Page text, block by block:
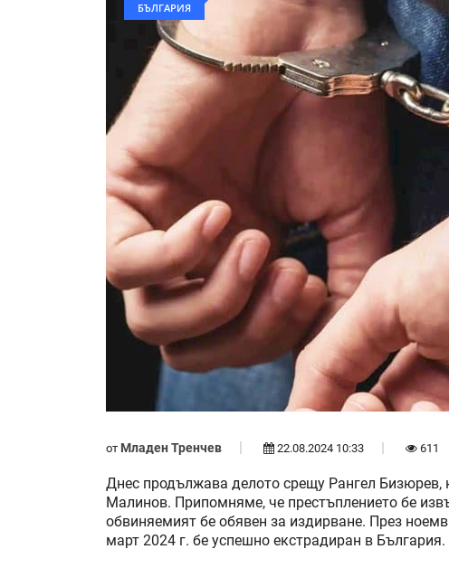
БЪЛГАРИЯ
от Младен Тренчев 22.08.2024 10:33 611
Днес продължава делото срещу Рангел Бизюрев,
Малинов. Припомняме, че престъплението бе
обвиняемият бе обявен за издирване. През
март 2024 г. бе успешно екстрадиран в България.